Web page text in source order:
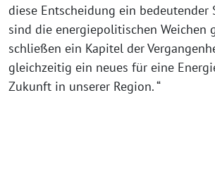
diese Entscheidung ein bedeutender
sind die energiepolitischen Weichen
schließen ein Kapitel der
gleichzeitig ein neues für eine
Zukunft in unserer Region. “